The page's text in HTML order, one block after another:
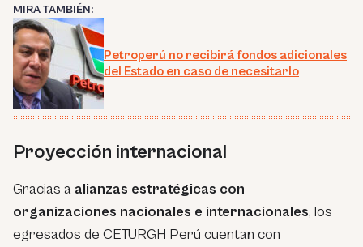
MIRA TAMBIÉN:
Petroperú no recibirá fondos adicionales
del Estado en caso de necesitarlo
Proyección internacional
Gracias a alianzas estratégicas con
organizaciones nacionales e internacionales, los
egresados de CETURGH Perú cuentan con